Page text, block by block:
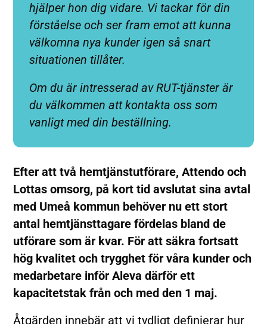
hjälper hon dig vidare. Vi tackar för din
förståelse och ser fram emot att kunna
välkomna nya kunder igen så snart
situationen tillåter.
Om du är intresserad av RUT-tjänster är
du välkommen att kontakta oss som
vanligt med din beställning.
Efter att två hemtjänstutförare, Attendo och
Lottas omsorg, på kort tid avslutat sina avtal
med Umeå kommun behöver nu ett stort
antal hemtjänsttagare fördelas bland de
utförare som är kvar. För att säkra fortsatt
hög kvalitet och trygghet för våra kunder och
medarbetare inför Aleva därför ett
kapacitetstak från och med den 1 maj.
Åtgärden innebär att vi tydligt definierar hur